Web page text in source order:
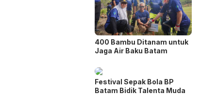
400 Bambu Ditanam untuk
Jaga Air Baku Batam
Festival Sepak Bola BP
Batam Bidik Talenta Muda